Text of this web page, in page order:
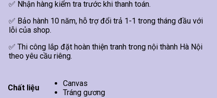
✅ Nhận hàng kiểm tra trước khi thanh toán.
✅ Bảo hành 10 năm, hỗ trợ đổi trả 1-1 trong tháng đầu với
lỗi của shop.
✅ Thi công lắp đặt hoàn thiện tranh trong nội thành Hà Nội
theo yêu cầu riêng.
Chất liệu
Canvas
Tráng gương